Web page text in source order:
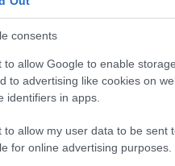
consents
to allow Google to enable storage
to advertising like cookies on
identifiers in apps.
to allow my user data to be sent
for online advertising purposes.
ΙΔΙΩΤΙΚΟΊ ΕΚΠΑΙΔΕΥΤΙΚΟΊ